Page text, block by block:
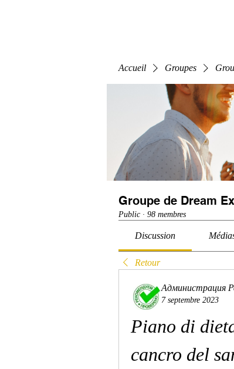
Accueil Groupes
Groupe de Dream
Public · 98 membres
Discussion
Retour
Администрация
7 septembre 2023
Piano di
cancro del